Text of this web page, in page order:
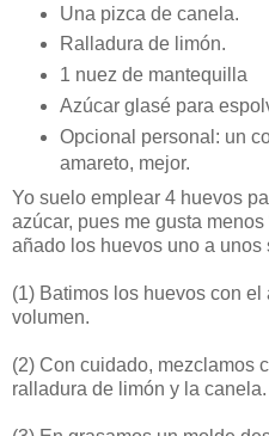
Una pizca de canela.
Ralladura de limón.
1 nuez de mantequilla
Azúcar glasé para
Opcional personal: un
amareto, mejor.
Yo suelo emplear 4 huevos
azúcar, pues me gusta menos
añado los huevos uno a
(1) Batimos los huevos con
volumen.
(2) Con cuidado, mezclamos
ralladura de limón y la canela.